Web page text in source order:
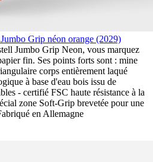
Grip néon orange (2029)
Jumbo Grip Neon, vous marquez
fin. Ses points forts sont : mine
corps entièrement laqué
à base d'eau bois issu de
- certifié FSC haute résistance à la
zone Soft-Grip brevetée pour une
en Allemagne